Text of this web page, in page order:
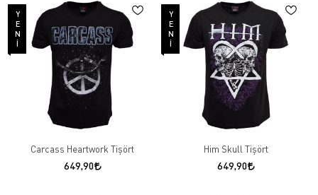
YENI
Carcass Heartwork Tişört
649,90
YENI
Him Skull Tişört
649,90